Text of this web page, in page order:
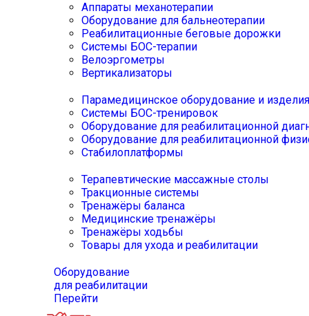
Аппараты механотерапии
Оборудование для бальнеотерапии
Реабилитационные беговые дорожки
Системы БОС-терапии
Велоэргометры
Вертикализаторы
Парамедицинское оборудование и изделия
Системы БОС-тренировок
Оборудование для реабилитационной
Оборудование для реабилитационной
Стабилоплатформы
Терапевтические массажные столы
Тракционные системы
Тренажёры баланса
Медицинские тренажёры
Тренажёры ходьбы
Товары для ухода и реабилитации
Оборудование
для реабилитации
Перейти